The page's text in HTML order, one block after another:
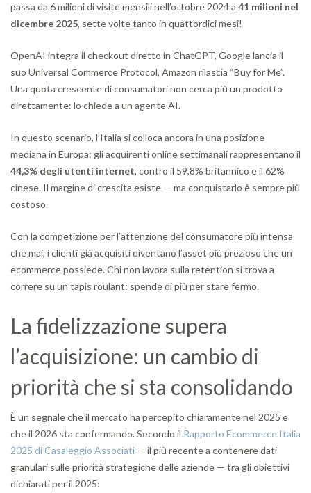
passa da 6 milioni di visite mensili nell’ottobre 2024 a 41 milioni nel
dicembre 2025, sette volte tanto in quattordici mesi!
OpenAI integra il checkout diretto in ChatGPT, Google lancia il
suo Universal Commerce Protocol, Amazon rilascia “Buy for Me”.
Una quota crescente di consumatori non cerca più un prodotto
direttamente: lo chiede a un agente AI.
In questo scenario, l’Italia si colloca ancora in una posizione
mediana in Europa: gli acquirenti online settimanali rappresentano il
44,3% degli utenti internet, contro il 59,8% britannico e il 62%
cinese. Il margine di crescita esiste — ma conquistarlo è sempre più
costoso.
Con la competizione per l’attenzione del consumatore più intensa
che mai, i clienti già acquisiti diventano l’asset più prezioso che un
ecommerce possiede. Chi non lavora sulla retention si trova a
correre su un tapis roulant: spende di più per stare fermo.
La fidelizzazione supera
l’acquisizione: un cambio di
priorità che si sta consolidando
È un segnale che il mercato ha percepito chiaramente nel 2025 e
che il 2026 sta confermando. Secondo il Rapporto Ecommerce Italia
2025 di Casaleggio Associati — il più recente a contenere dati
granulari sulle priorità strategiche delle aziende — tra gli obiettivi
dichiarati per il 2025: